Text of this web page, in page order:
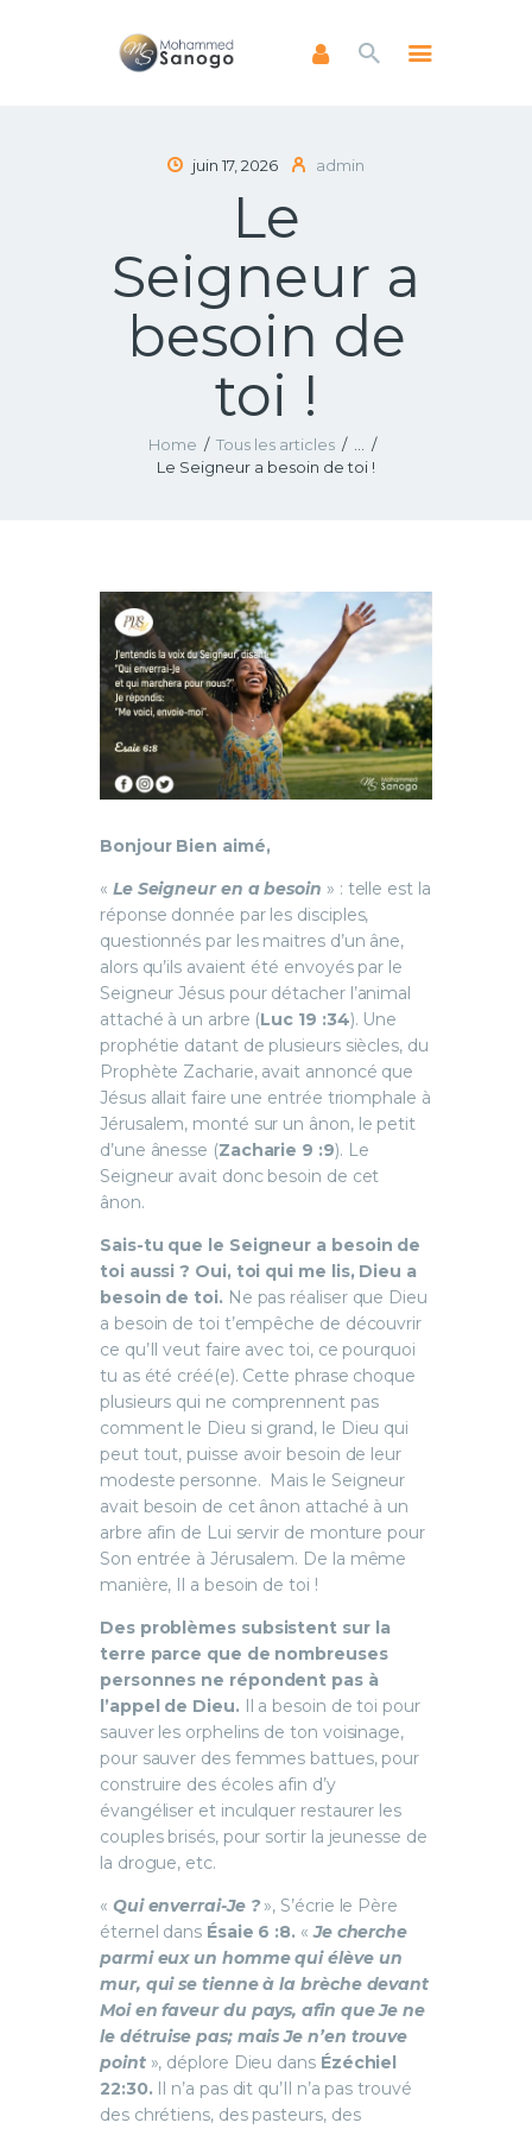
juin 17, 2026 admin
Le
Seigneur a
besoin de
toi !
Home Tous les articles
Le Seigneur a besoin de toi !
ACCUEIL
NEWSLETTERS
ENSEIGNEMENTS
FAIRE UN DON
Bonjour Bien aimé,
« Le Seigneur en a besoin » : telle est la
réponse donnée par les disciples,
questionnés par les maitres d’un âne,
alors qu’ils avaient été envoyés par le
Seigneur Jésus pour détacher l’animal
attaché à un arbre (Luc 19 :34). Une
prophétie datant de plusieurs siècles, du
Prophète Zacharie, avait annoncé que
Jésus allait faire une entrée triomphale à
Jérusalem, monté sur un ânon, le petit
d’une ânesse (Zacharie 9 :9). Le
Seigneur avait donc besoin de cet
ânon.
Sais-tu que le Seigneur a besoin de
toi aussi ? Oui, toi qui me lis, Dieu a
besoin de toi. Ne pas réaliser que Dieu
a besoin de toi t’empêche de découvrir
ce qu’Il veut faire avec toi, ce pourquoi
tu as été créé(e). Cette phrase choque
plusieurs qui ne comprennent pas
comment le Dieu si grand, le Dieu qui
peut tout, puisse avoir besoin de leur
modeste personne. Mais le Seigneur
avait besoin de cet ânon attaché à un
arbre afin de Lui servir de monture pour
Son entrée à Jérusalem. De la même
manière, Il a besoin de toi !
Des problèmes subsistent sur la
terre parce que de nombreuses
personnes ne répondent pas à
l’appel de Dieu. Il a besoin de toi pour
sauver les orphelins de ton voisinage,
pour sauver des femmes battues, pour
construire des écoles afin d’y
évangéliser et inculquer restaurer les
couples brisés, pour sortir la jeunesse de
la drogue, etc.
« Qui enverrai-Je ? », S’écrie le Père
éternel dans Ésaie 6 :8. «Je cherche
parmi eux un homme qui élève un
mur, qui se tienne à la brèche devant
Moi en faveur du pays, afin que Je ne
le détruise pas; mais Je n’en trouve
point », déplore Dieu dans Ézéchiel
22:30. Il n’a pas dit qu’Il n’a pas trouvé
des chrétiens, des pasteurs, des